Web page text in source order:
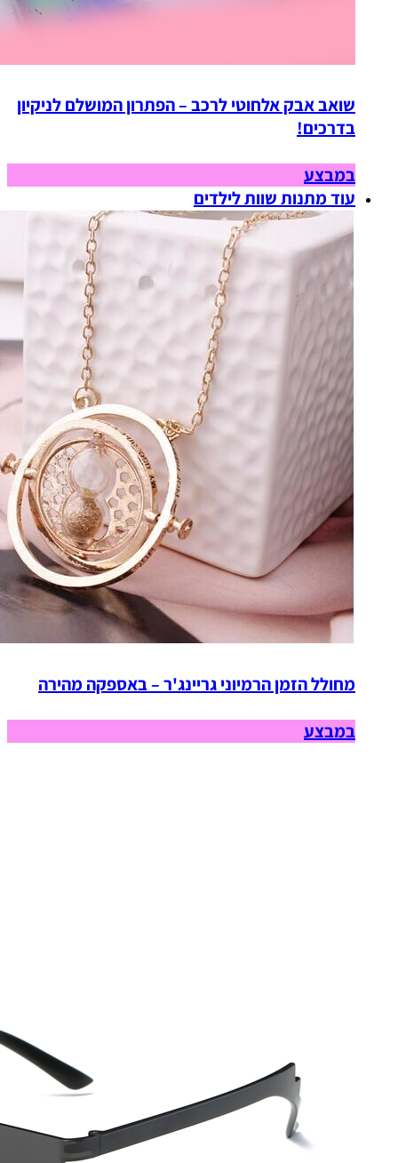
שואב אבק אלחוטי לרכב – הפתרון המושלם לניקיון
בדרכים!
במבצע
עוד מתנות שוות לילדים
מחולל הזמן הרמיוני גריינג'ר – באספקה מהירה
במבצע